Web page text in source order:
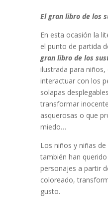
El gran libro de los
En esta ocasión la
el punto de partida
gran libro de los
ilustrada para
interactuar con los
solapas
transformar
asquerosas o que
miedo…
Los niños y niñas
también han
personajes a partir
coloreado,
gusto.